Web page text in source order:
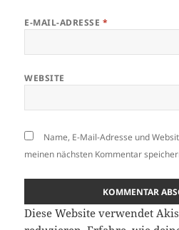
E-MAIL-ADRESSE *
WEBSITE
Name, E-Mail-Adresse und
meinen nächsten Kommentar
Diese Website verwendet